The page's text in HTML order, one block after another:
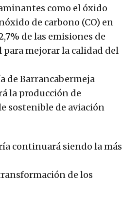
como el óxido
de carbono (CO) en
de las emisiones de
mejorar la calidad del
de Barrancabermeja
la producción de
sostenible de aviación
continuará siendo la más
de los